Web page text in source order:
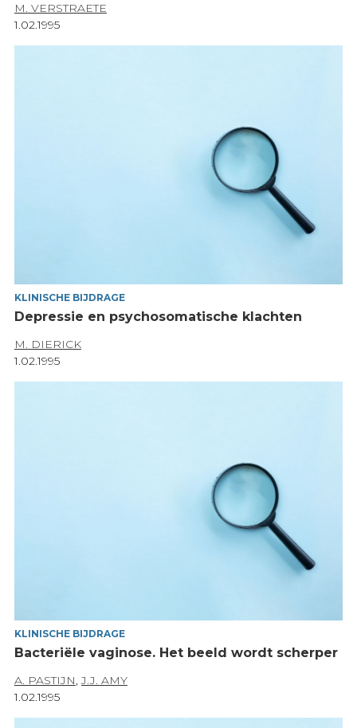
M. VERSTRAETE
1.02.1995
KLINISCHE BIJDRAGE
Depressie en psychosomatische klachten
M. DIERICK
1.02.1995
KLINISCHE BIJDRAGE
Bacteriële vaginose. Het beeld wordt scherper
A. PASTIJN,J.J. AMY
1.02.1995